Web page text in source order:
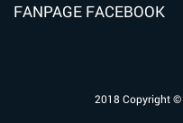
FANPAGE FACEBOOK
2018 Copyright ©